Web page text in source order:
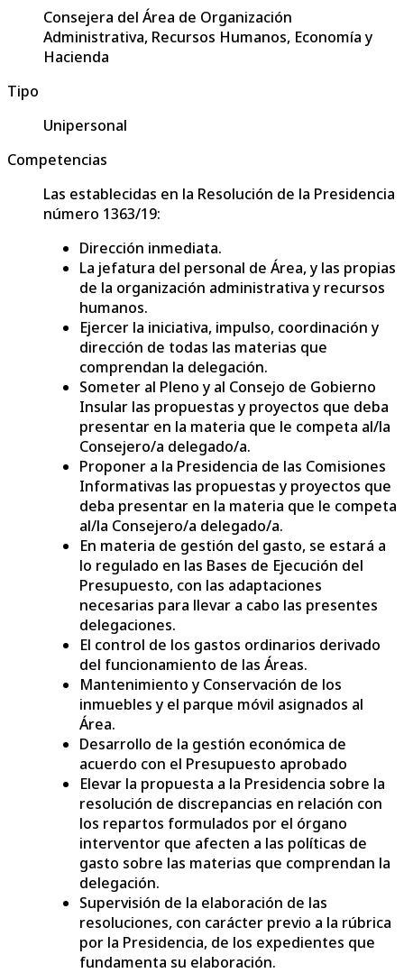
Consejera del Área de Organización
Administrativa, Recursos Humanos, Economía y
Hacienda
Tipo
Unipersonal
Competencias
Las establecidas en la Resolución de la Presidencia
número 1363/19:
Dirección inmediata.
La jefatura del personal de Área, y las propias
de la organización administrativa y recursos
humanos.
Ejercer la iniciativa, impulso, coordinación y
dirección de todas las materias que
comprendan la delegación.
Someter al Pleno y al Consejo de Gobierno
Insular las propuestas y proyectos que deba
presentar en la materia que le competa al/la
Consejero/a delegado/a.
Proponer a la Presidencia de las Comisiones
Informativas las propuestas y proyectos que
deba presentar en la materia que le competa
al/la Consejero/a delegado/a.
En materia de gestión del gasto, se estará a
lo regulado en las Bases de Ejecución del
Presupuesto, con las adaptaciones
necesarias para llevar a cabo las presentes
delegaciones.
El control de los gastos ordinarios derivado
del funcionamiento de las Áreas.
Mantenimiento y Conservación de los
inmuebles y el parque móvil asignados al
Área.
Desarrollo de la gestión económica de
acuerdo con el Presupuesto aprobado
Elevar la propuesta a la Presidencia sobre la
resolución de discrepancias en relación con
los repartos formulados por el órgano
interventor que afecten a las políticas de
gasto sobre las materias que comprendan la
delegación.
Supervisión de la elaboración de las
resoluciones, con carácter previo a la rúbrica
por la Presidencia, de los expedientes que
fundamenta su elaboración.